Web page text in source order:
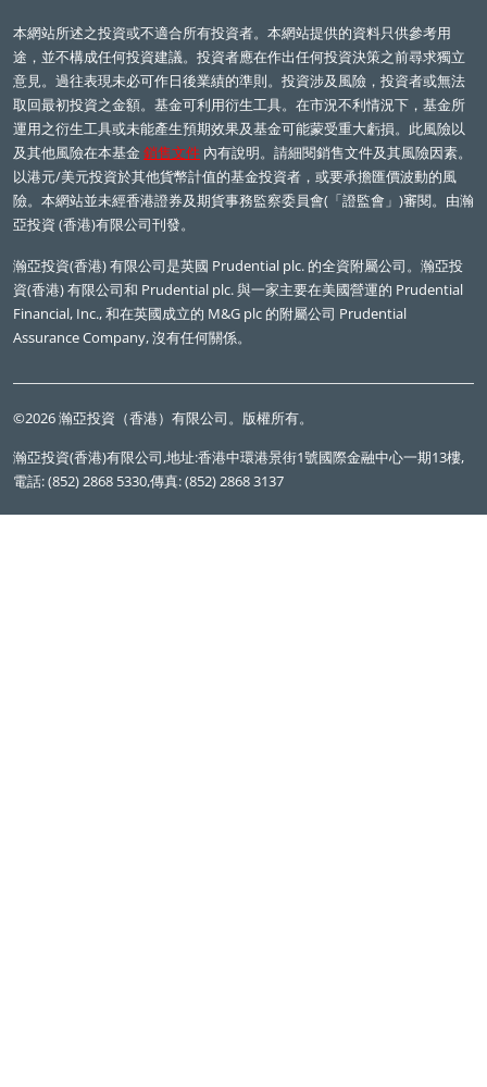
本網站所述之投資或不適合所有投資者。本網站提供的資料只供參考用
途，並不構成任何投資建議。投資者應在作出任何投資決策之前尋求獨立
意見。過往表現未必可作日後業績的準則。投資涉及風險，投資者或無法
取回最初投資之金額。基金可利用衍生工具。在市況不利情況下，基金所
運用之衍生工具或未能產生預期效果及基金可能蒙受重大虧損。此風險以
及其他風險在本基金 銷售文件 內有說明。請細閱銷售文件及其風險因素。
以港元/美元投資於其他貨幣計值的基金投資者，或要承擔匯價波動的風
險。本網站並未經香港證券及期貨事務監察委員會(「證監會」)審閱。由瀚
亞投資 (香港)有限公司刊發。
瀚亞投資(香港) 有限公司是英國 Prudential plc. 的全資附屬公司。瀚亞投
資(香港) 有限公司和 Prudential plc.與一家主要在美國營運的 Prudential
Financial, Inc.,和在英國成立的 M&G plc 的附屬公司 Prudential
Assurance Company,沒有任何關係。
©2026 瀚亞投資（香港）有限公司。版權所有。
瀚亞投資(香港)有限公司,地址:香港中環港景街1號國際金融中心一期13樓,
電話: (852) 2868 5330,傳真: (852) 2868 3137